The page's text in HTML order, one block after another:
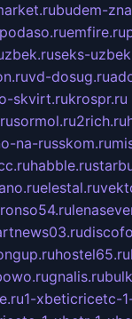
budem-
emfire.ru
seks-
vd-dosug.ru
skvirt.rukrospr.ru
sormol.ru2rich.ru
na-russkom.ru
habble.ru
elestal.ru
hostel65.ru
gnalis.ru
1-xbeticricetc-